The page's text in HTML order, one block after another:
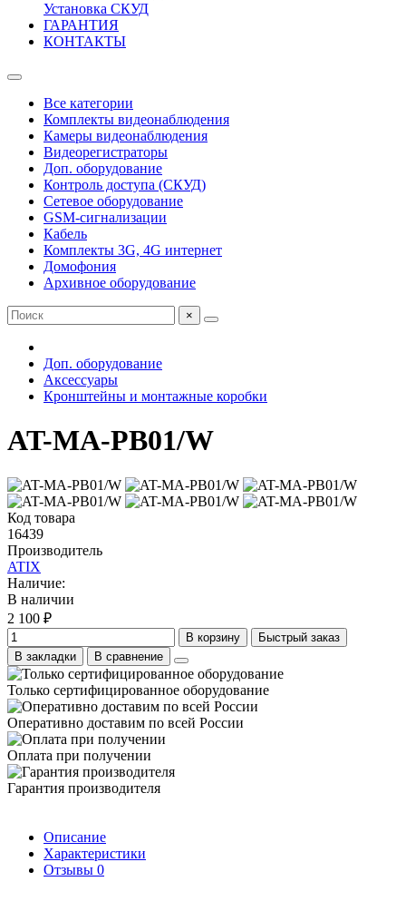
Установка СКУД
ГАРАНТИЯ
КОНТАКТЫ
Все категории
Комплекты видеонаблюдения
Камеры видеонаблюдения
Видеорегистраторы
Доп. оборудование
Контроль доступа (СКУД)
Сетевое оборудование
GSM-сигнализации
Кабель
Комплекты 3G, 4G интернет
Домофония
Архивное оборудование
×
Доп. оборудование
Аксессуары
Кронштейны и монтажные коробки
AT-MA-PB01/W
Код товара
16439
Производитель
ATIX
Наличие:
В наличии
2 100 ₽
В корзину
Быстрый заказ
В закладки
В сравнение
Только сертифицированное оборудование
Оперативно доставим по всей России
Оплата при получении
Гарантия производителя
Описание
Характеристики
Отзывы 0